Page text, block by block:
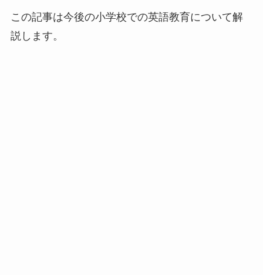
この記事は今後の小学校での英語教育について解
説します。